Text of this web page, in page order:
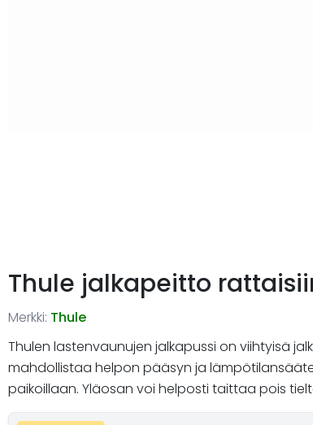
Thule jalkapeitto
Merkki: Thule
Thulen lastenvaunujen jalkapussi on viihtyisä
mahdollistaa helpon pääsyn ja
paikoillaan. Yläosan voi helposti taittaa pois